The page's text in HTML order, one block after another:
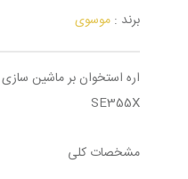
برند : موسوی
SE355X
مشخصات کلی